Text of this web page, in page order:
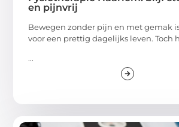
en pijnvrij
Bewegen zonder pijn en met gemak
voor een prettig dagelijks leven. Toch
...